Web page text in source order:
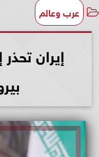
عرب وعالم
إيران